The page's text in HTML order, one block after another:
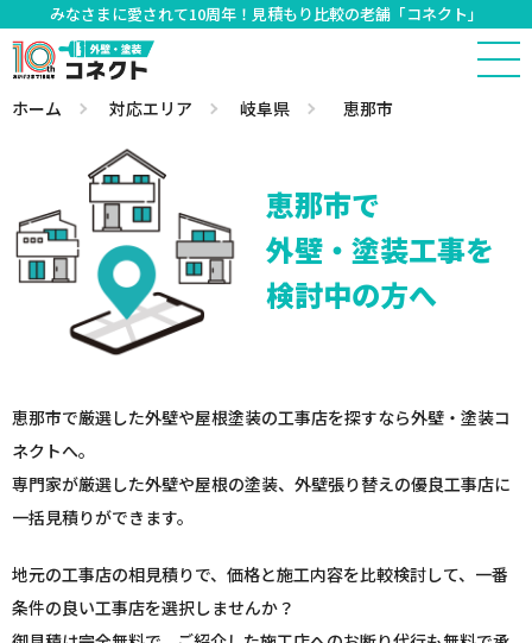
みなさまに愛されて10周年！見積もり比較の老舗「コネクト」
ホーム 対応エリア 岐阜県 恵那市
恵那市で
外壁・塗装工事を
検討中の方へ
恵那市で厳選した外壁や屋根塗装の工事店を探すなら外壁・塗装コ
ネクトへ。
専門家が厳選した外壁や屋根の塗装、外壁張り替えの優良工事店に
一括見積りができます。
地元の工事店の相見積りで、価格と施工内容を比較検討して、一番
条件の良い工事店を選択しませんか？